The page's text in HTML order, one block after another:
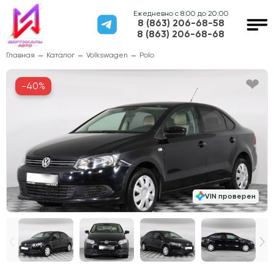
Ежедневно с 8:00 до 20:00
8 (863) 206-68-58
8 (863) 206-68-68
Главная Каталог Volkswagen Polo
VIN проверен
-40%